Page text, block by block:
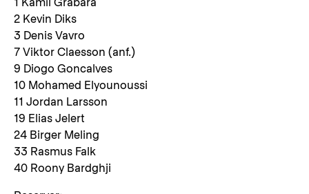
2 Kevin Diks
3 Denis Vavro
7 Viktor Claesson (anf.)
9 Diogo Goncalves
10 Mohamed Elyounoussi
11 Jordan Larsson
19 Elias Jelert
24 Birger Meling
33 Rasmus Falk
40 Roony Bardghji